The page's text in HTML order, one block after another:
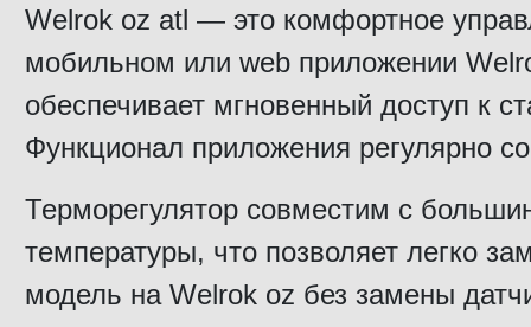
Welrok oz atl — это комфортное
мобильном или web приложении
обеспечивает мгновенный доступ к
Функционал приложения регулярно
Терморегулятор совместим с
температуры, что позволяет легко
модель на Welrok oz без замены